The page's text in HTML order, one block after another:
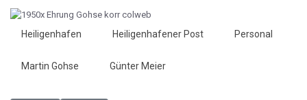
Heiligenhafen Heiligenhafener Post Personal
Martin Gohse Günter Meier